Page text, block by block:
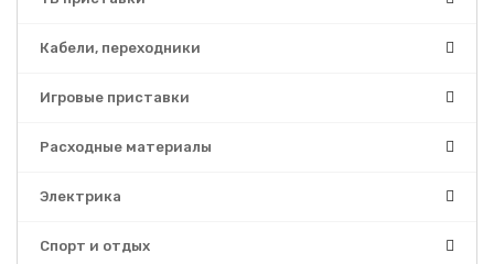
Кабели, переходники
Игровые приставки
Расходные материалы
Электрика
Спорт и отдых